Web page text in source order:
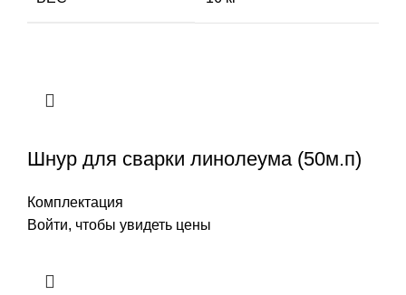
Шнур для сварки линолеума (50м.п)
Комплектация
Войти, чтобы увидеть цены